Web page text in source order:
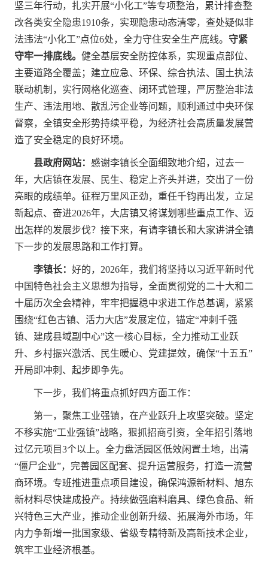
坚三年行动，扎实开展“小化工”等专项整治，累计排查整
改各类安全隐患1910条，实现隐患动态清零，查处疑似非
法违法“小化工”点位6处，全力守住安全生产底线。 守紧
守牢一排底线。 健全基层安全防控体系，实现重点部位、
主要道路全覆盖；建立应急、环保、综合执法、国土执法
联动机制，实行网格化巡查、闭环式管理，严厉整治非法
生产、违法用地、散乱污企业等问题，顺利通过中央环保
督察，全镇安全形势持续平稳，为经济社会高质量发展营
造了安全稳定的良好环境。
县政府网站： 感谢李镇长全面细致地介绍，过去一
年，大店镇在发展、民生、稳定上齐头并进，交出了一份
亮眼的成绩单。征程万里风正劲，重任千钧再出发，立足
新起点、奋进2026年，大店镇又将谋划哪些重点工作、迈
出怎样的发展步伐？接下来，有请李镇长和大家讲讲全镇
下一步的发展思路和工作打算。
李镇长： 好的，2026年，我们将坚持以习近平新时代
中国特色社会主义思想为指导，全面贯彻党的二十大和二
十届历次全会精神，牢牢把握稳中求进工作总基调，紧紧
围绕“红色古镇、活力大店”发展定位，锚定“冲刺千强
镇、建成县域副中心”这一核心目标，全力推动工业跃
升、乡村振兴激活、民生暖心、党建提效，确保“十五五”
开局即冲刺、起步即争先。
下一步，我们将重点抓好四方面工作：
第一，聚焦工业强镇，在产业跃升上攻坚突破。坚定
不移实施“工业强镇”战略，狠抓招商引资，全年招引落地
过亿元项目3个以上。全力盘活园区低效闲置土地，出清
“僵尸企业”，完善园区配套、提升运营服务，打造一流营
商环境。专班推进重点项目建设，确保鸿源新材料、旭东
新材料尽快建成投产。持续做强磨料磨具、绿色食品、新
兴特色三大产业，推动企业创新升级、拓展海外市场，年
内力争新增一批国家级、省级专精特新及高新技术企业，
筑牢工业经济根基。